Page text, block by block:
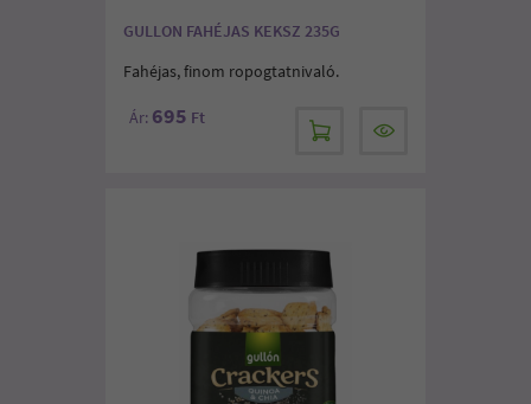
GULLON FAHÉJAS KEKSZ 235G
Fahéjas, finom ropogtatnivaló.
Ár: 695 Ft